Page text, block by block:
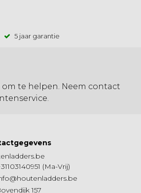
5 jaar garantie
om te helpen. Neem contact
(Ma-Vrij)
157